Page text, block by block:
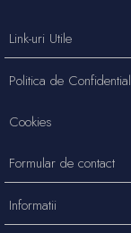
Link-uri Utile
Politica de
Cookies
Formular de contact
Informatii